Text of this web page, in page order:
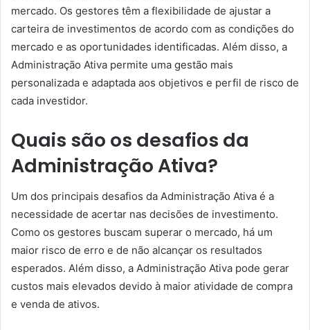
mercado. Os gestores têm a flexibilidade de ajustar a
carteira de investimentos de acordo com as condições do
mercado e as oportunidades identificadas. Além disso, a
Administração Ativa permite uma gestão mais
personalizada e adaptada aos objetivos e perfil de risco de
cada investidor.
Quais são os desafios da
Administração Ativa?
Um dos principais desafios da Administração Ativa é a
necessidade de acertar nas decisões de investimento.
Como os gestores buscam superar o mercado, há um
maior risco de erro e de não alcançar os resultados
esperados. Além disso, a Administração Ativa pode gerar
custos mais elevados devido à maior atividade de compra
e venda de ativos.